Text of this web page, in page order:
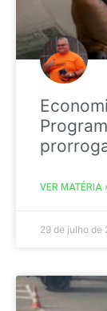
VER MATÉRIA
29 de julho de